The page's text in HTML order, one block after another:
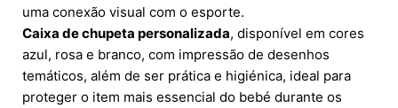
uma conexão visual com o esporte.
Caixa de chupeta personalizada, disponível em cores
azul, rosa e branco, com impressão de desenhos
temáticos, além de ser prática e higiénica, ideal para
proteger o item mais essencial do bebé durante os